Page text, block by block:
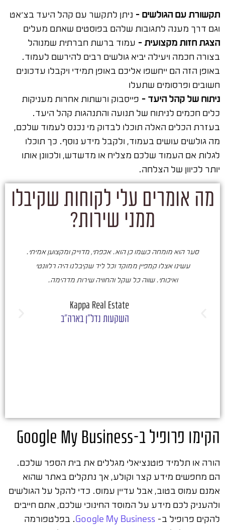
תקשורת עם הגולשים – ניתן לתקשר עם קהל היעד בצ'אט
וגם דרך מענה לתגובות שלהם בפוסטים שאתם מעלים
הצגת חזות מקצועית – עמוד ברשת חברתית שמנוהל
בצורה חכמה ויעילה יביא גולשים רבים להירשם לעמוד.
באופן הזה הם ייחשפו אליכם באופן תמידי ויקבלו עדכונים
חשובים ופרסומים שתעלו
ניתוח של קהל היעד – פייסבוק ורשתות אחרות מעניקות
כלים חכמים לניתוח של תנועה והתנהגות קהל היעד.
בעזרת הכלים האלה תוכלו לבדוק מי נכנס לעמוד שלכם,
מה גולשים עושים בעמוד, ולקבל מידע נוסף. כך תוכלו
לגלות אם העמוד שלכם מצליח או מדשדש, ולכוונן אותו
יותר לכיוון של הצלחה.
מה אומרים עלי לקוחות שקיבלו
ממני שירות?
סער הוא מומחה כשמו כן הוא. אכפתי, מדוייק ומקצוען אמיתי.
עשינו אצלו קמפיין ממוקד וכל ליד שקיבלנו היה רלוונטי
ואיכותי. שווה כל שקל והחוויה שירות מדהימה.
Kappa Real Estate
השקעות נדל"ן בארה"ב
הקימו פרופיל ב-Google My Business
הורה או תלמיד פוטנציאלי מגללים את בית הספר שלכם.
הם מחפשים מידע קצר וקולע, אך נתקלים באתר שהוא
אמנם עמוס בטוב, אבל עדיין עמוס. כדי להקל על הגולשים
ולהעניק לכם מידע על המוסד החינוכי שלכם, אתם חייבים
להקים פרופיל ב- Google My Business. בפלטפורמה